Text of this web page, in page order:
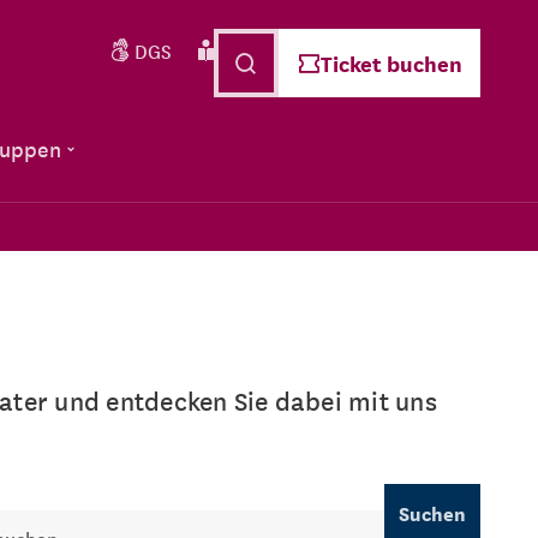
DGS Leichte Sprache Deutsch
Ticket buchen
und entdecken Sie dabei mit uns
Suchen